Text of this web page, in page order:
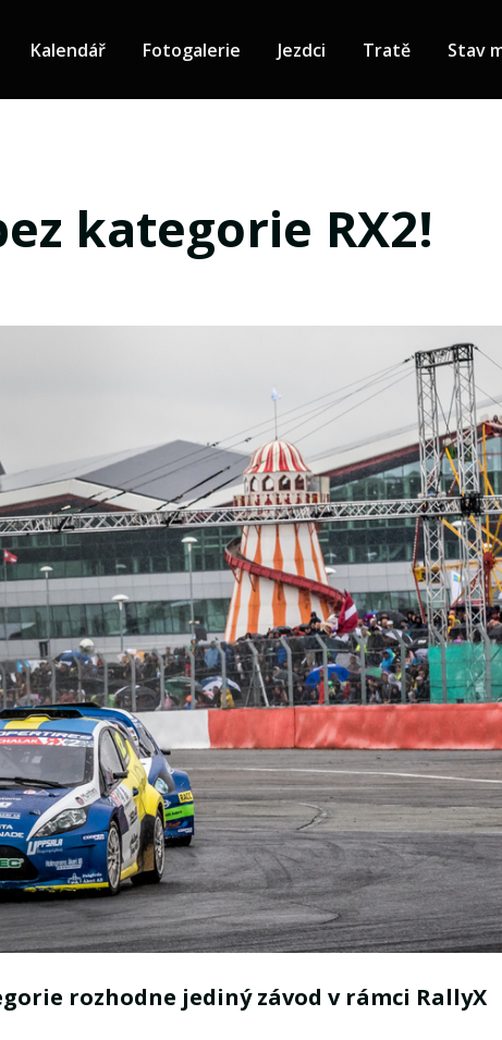
Kalendář Fotogalerie Jezdci Tratě Stav
kategorie RX2!
rozhodne jediný závod v rámci RallyX